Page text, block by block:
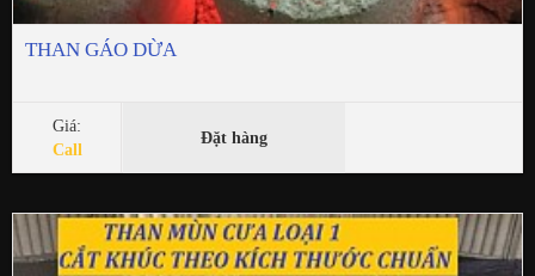
THAN GÁO DỪA
Giá:
Call
Đặt hàng